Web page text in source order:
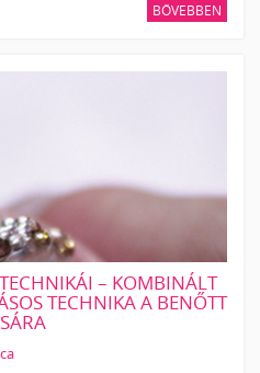
BŐVEBBEN
– KOMBINÁLT
TECHNIKA A BENŐTT